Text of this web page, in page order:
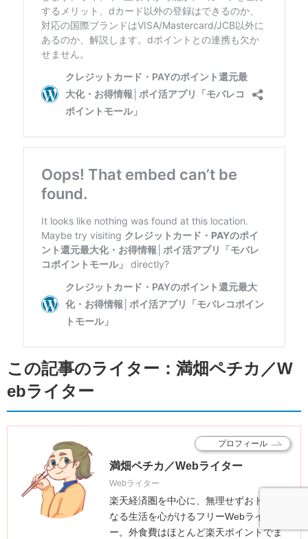
この記事のライター：満畑ペチカ／W
ebライター
満畑ペチカ／Webライター
Webライター
楽天経済圏を中心に、無理せずおトクに
なる生活を心がけるフリーWebライタ
ー。外食費はほとんど楽天ポイントでま
プロフィール